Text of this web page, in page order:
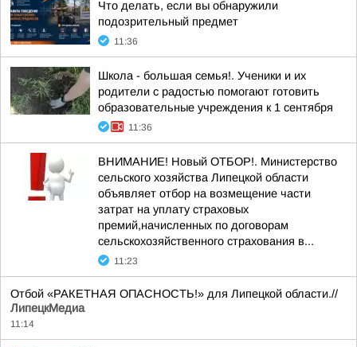
Что делать, если вы обнаружили
подозрительный предмет
11:36
Школа - большая семья!. Ученики и их
родители с радостью помогают готовить
образовательные учреждения к 1 сентября
11:36
ВНИМАНИЕ! Новый ОТБОР!. Министерство
сельского хозяйства Липецкой области
объявляет отбор на возмещение части
затрат на уплату страховых
премий,начисленных по договорам
сельскохозяйственного страхования в...
11:23
Отбой «РАКЕТНАЯ ОПАСНОСТЬ!» для Липецкой области.//
ЛипецкМедиа
11:14